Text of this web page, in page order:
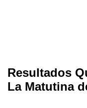
Resultados
La Matutina